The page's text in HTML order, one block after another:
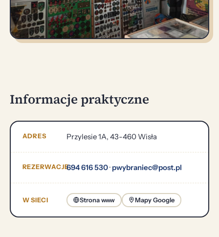
Informacje praktyczne
ADRES Przylesie 1A, 43-460 Wisła
REZERWACJE694 616 530· pwybraniec@post.pl
W SIECI Strona www Mapy Google